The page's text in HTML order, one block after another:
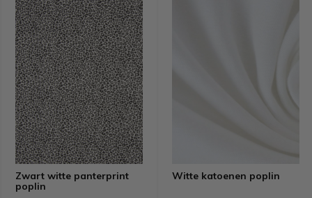
Zwart witte panterprint
poplin
Witte katoenen poplin